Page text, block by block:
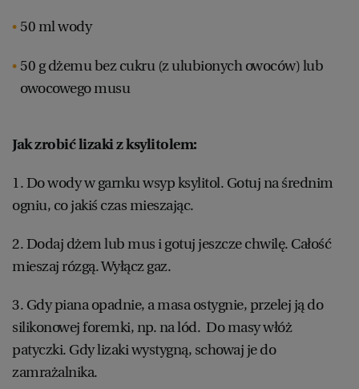
50 ml wody
50 g dżemu bez cukru (z ulubionych owoców) lub
owocowego musu
Jak zrobić lizaki z ksylitolem:
1. Do wody w garnku wsyp ksylitol. Gotuj na średnim
ogniu, co jakiś czas mieszając.
2. Dodaj dżem lub mus i gotuj jeszcze chwilę. Całość
mieszaj rózgą. Wyłącz gaz.
3. Gdy piana opadnie, a masa ostygnie, przelej ją do
silikonowej foremki, np. na lód. Do masy włóż
patyczki. Gdy lizaki wystygną, schowaj je do
zamrażalnika.